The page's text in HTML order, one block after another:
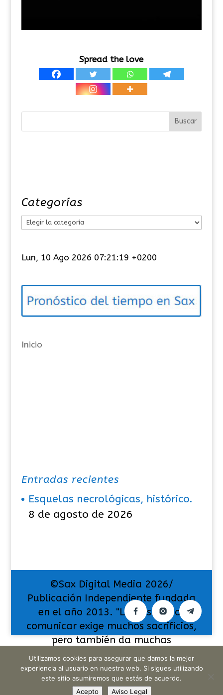
Spread the love
Categorías
e
o
í
s
Lun, 10 Ago 2026 07:21:19 +0200
Inicio
Entradas recientes
Esquelas necrológicas, histórico.
8 de agosto de 2026
©Sax Digital Media 2026/
Publicación Independiente fundada
en el año 2013. "La pasión por
comunicar exige muchos sacrificios,
pero también da muchas
satisfacciones".
Utilizamos cookies para asegurar que damos la mejor
experiencia al usuario en nuestra web. Si sigues utilizando
este sitio asumiremos que estás de acuerdo.
Acepto
Aviso Legal